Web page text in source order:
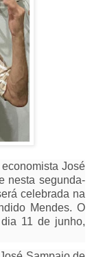
José
nesta segunda-
celebrada na
Mendes. O
11 de junho,